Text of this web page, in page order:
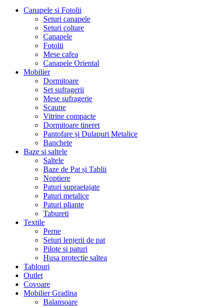
Canapele si Fotolii
Seturi canapele
Seturi coltare
Canapele
Fotolii
Mese cafea
Canapele Oriental
Mobilier
Dormitoare
Set sufragerii
Mese sufragerie
Scaune
Vitrine compacte
Dormitoare tineret
Pantofare și Dulapuri Metalice
Banchete
Baze si saltele
Saltele
Baze de Pat și Tablii
Noptiere
Paturi supraetajate
Paturi metalice
Paturi pliante
Tabureti
Textile
Perne
Seturi lenjerii de pat
Pilote si paturi
Husa protectie saltea
Tablouri
Outlet
Covoare
Mobilier Gradina
Balansoare